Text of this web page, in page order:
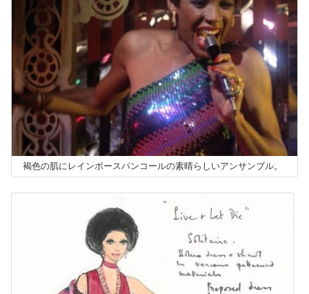
褐色の肌にレインボースパンコールの素晴らしいアンサンブル。